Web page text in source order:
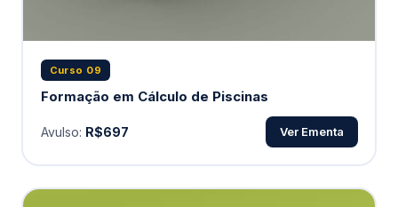
Curso 09
Formação em Cálculo de Piscinas
Avulso: R$697 Ver Ementa